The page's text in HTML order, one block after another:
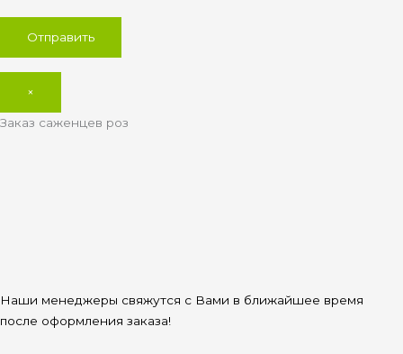
×
Заказ саженцев роз
Наши менеджеры свяжутся с Вами в ближайшее время
после оформления заказа!